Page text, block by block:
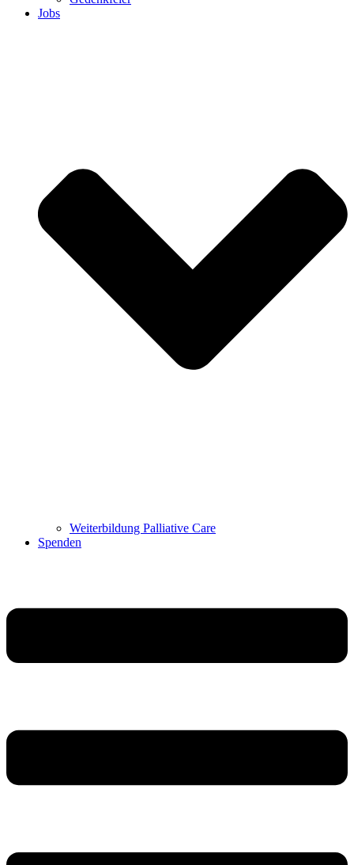
Jobs
Weiterbildung Palliative Care
Spenden